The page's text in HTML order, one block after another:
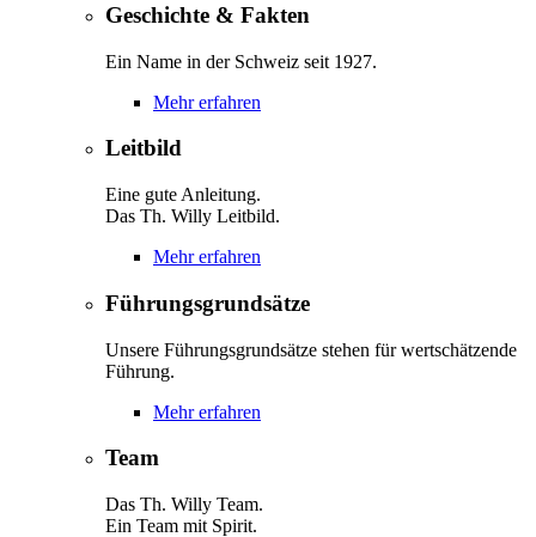
Geschichte & Fakten
Ein Name in der Schweiz seit 1927.
Mehr erfahren
Leitbild
Eine gute Anleitung.
Das Th. Willy Leitbild.
Mehr erfahren
Führungsgrundsätze
Unsere Führungsgrundsätze stehen für wertschätzende
Führung.
Mehr erfahren
Team
Das Th. Willy Team.
Ein Team mit Spirit.